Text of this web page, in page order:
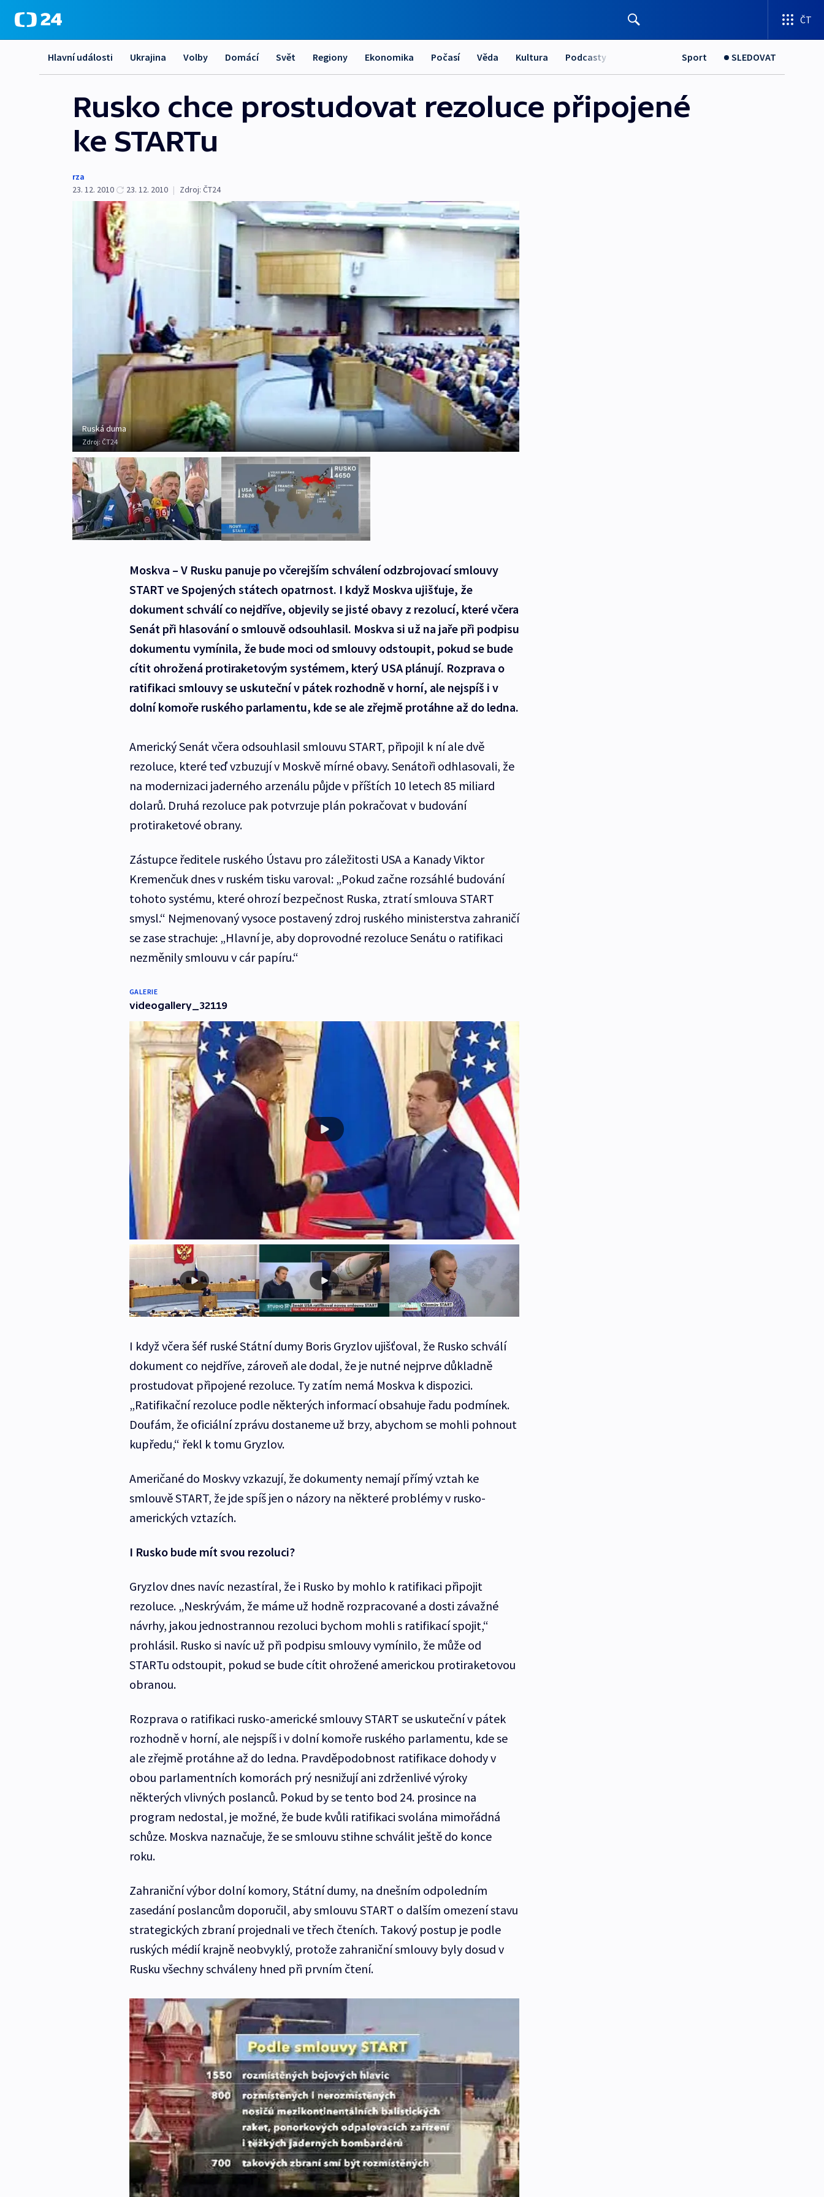
ČT
Hlavní události Ukrajina Volby Domácí Svět Regiony Ekonomika Počasí Věda Kultura Podcasty Sport SLEDOVAT
Rusko chce prostudovat rezoluce připojené
ke STARTu
rza
23. 12. 2010
23. 12. 2010 | Zdroj: ČT24
Ruská duma
Zdroj: ČT24
Moskva – V Rusku panuje po včerejším schválení odzbrojovací smlouvy
START ve Spojených státech opatrnost. I když Moskva ujišťuje, že
dokument schválí co nejdříve, objevily se jisté obavy z rezolucí, které včera
Senát při hlasování o smlouvě odsouhlasil. Moskva si už na jaře při podpisu
dokumentu vymínila, že bude moci od smlouvy odstoupit, pokud se bude
cítit ohrožená protiraketovým systémem, který USA plánují. Rozprava o
ratifikaci smlouvy se uskuteční v pátek rozhodně v horní, ale nejspíš i v
dolní komoře ruského parlamentu, kde se ale zřejmě protáhne až do ledna.
Americký Senát včera odsouhlasil smlouvu START, připojil k ní ale dvě
rezoluce, které teď vzbuzují v Moskvě mírné obavy. Senátoři odhlasovali, že
na modernizaci jaderného arzenálu půjde v příštích 10 letech 85 miliard
dolarů. Druhá rezoluce pak potvrzuje plán pokračovat v budování
protiraketové obrany.
Zástupce ředitele ruského Ústavu pro záležitosti USA a Kanady Viktor
Kremenčuk dnes v ruském tisku varoval: „Pokud začne rozsáhlé budování
tohoto systému, které ohrozí bezpečnost Ruska, ztratí smlouva START
smysl.“ Nejmenovaný vysoce postavený zdroj ruského ministerstva zahraničí
se zase strachuje: „Hlavní je, aby doprovodné rezoluce Senátu o ratifikaci
nezměnily smlouvu v cár papíru.“
GALERIE
videogallery_32119
I když včera šéf ruské Státní dumy Boris Gryzlov ujišťoval, že Rusko schválí
dokument co nejdříve, zároveň ale dodal, že je nutné nejprve důkladně
prostudovat připojené rezoluce. Ty zatím nemá Moskva k dispozici.
„Ratifikační rezoluce podle některých informací obsahuje řadu podmínek.
Doufám, že oficiální zprávu dostaneme už brzy, abychom se mohli pohnout
kupředu,“ řekl k tomu Gryzlov.
Američané do Moskvy vzkazují, že dokumenty nemají přímý vztah ke
smlouvě START, že jde spíš jen o názory na některé problémy v rusko-
amerických vztazích.
I Rusko bude mít svou rezoluci?
Gryzlov dnes navíc nezastíral, že i Rusko by mohlo k ratifikaci připojit
rezoluce. „Neskrývám, že máme už hodně rozpracované a dosti závažné
návrhy, jakou jednostrannou rezoluci bychom mohli s ratifikací spojit,“
prohlásil. Rusko si navíc už při podpisu smlouvy vymínilo, že může od
STARTu odstoupit, pokud se bude cítit ohrožené americkou protiraketovou
obranou.
Rozprava o ratifikaci rusko-americké smlouvy START se uskuteční v pátek
rozhodně v horní, ale nejspíš i v dolní komoře ruského parlamentu, kde se
ale zřejmě protáhne až do ledna. Pravděpodobnost ratifikace dohody v
obou parlamentních komorách prý nesnižují ani zdrženlivé výroky
některých vlivných poslanců. Pokud by se tento bod 24. prosince na
program nedostal, je možné, že bude kvůli ratifikaci svolána mimořádná
schůze. Moskva naznačuje, že se smlouvu stihne schválit ještě do konce
roku.
Zahraniční výbor dolní komory, Státní dumy, na dnešním odpoledním
zasedání poslancům doporučil, aby smlouvu START o dalším omezení stavu
strategických zbraní projednali ve třech čteních. Takový postup je podle
ruských médií krajně neobvyklý, protože zahraniční smlouvy byly dosud v
Rusku všechny schváleny hned při prvním čtení.